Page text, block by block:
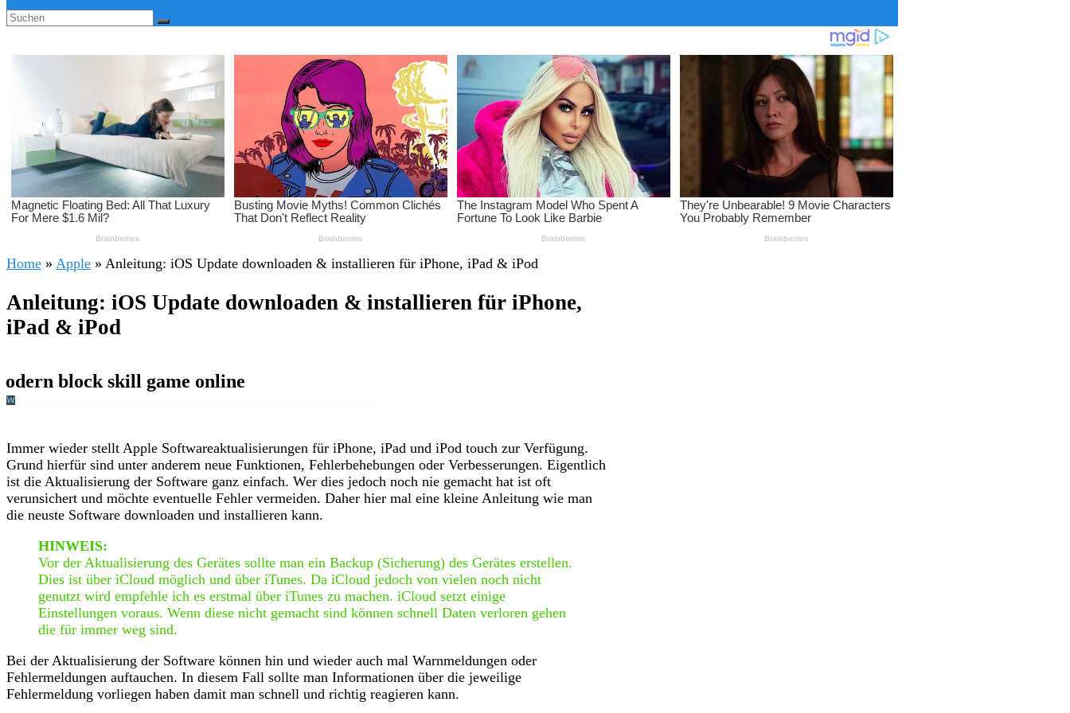
Home » Apple » Anleitung: iOS Update downloaden & installieren für iPhone, iPad & iPod
Anleitung: iOS Update downloaden & installieren für iPhone,
iPad & iPod
Immer wieder stellt Apple Softwareaktualisierungen für iPhone, iPad und iPod touch zur Verfügung.
Grund hierfür sind unter anderem neue Funktionen, Fehlerbehebungen oder Verbesserungen. Eigentlich
ist die Aktualisierung der Software ganz einfach. Wer dies jedoch noch nie gemacht hat ist oft
verunsichert und möchte eventuelle Fehler vermeiden. Daher hier mal eine kleine Anleitung wie man
die neuste Software downloaden und installieren kann.
HINWEIS:
Vor der Aktualisierung des Gerätes sollte man ein Backup (Sicherung) des Gerätes erstellen.
Dies ist über iCloud möglich und über iTunes. Da iCloud jedoch von vielen noch nicht
genutzt wird empfehle ich es erstmal über iTunes zu machen. iCloud setzt einige
Einstellungen voraus. Wenn diese nicht gemacht sind können schnell Daten verloren gehen
die für immer weg sind.
Bei der Aktualisierung der Software können hin und wieder auch mal Warnmeldungen oder
Fehlermeldungen auftauchen. In diesem Fall sollte man Informationen über die jeweilige
Fehlermeldung vorliegen haben damit man schnell und richtig reagieren kann.